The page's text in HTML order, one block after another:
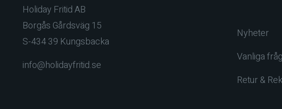
Holiday Fritid AB
Borgås Gårdsväg 15
S-434 39 Kungsbacka
info@holidayfritid.se
Nyheter
Vanliga
Retur &